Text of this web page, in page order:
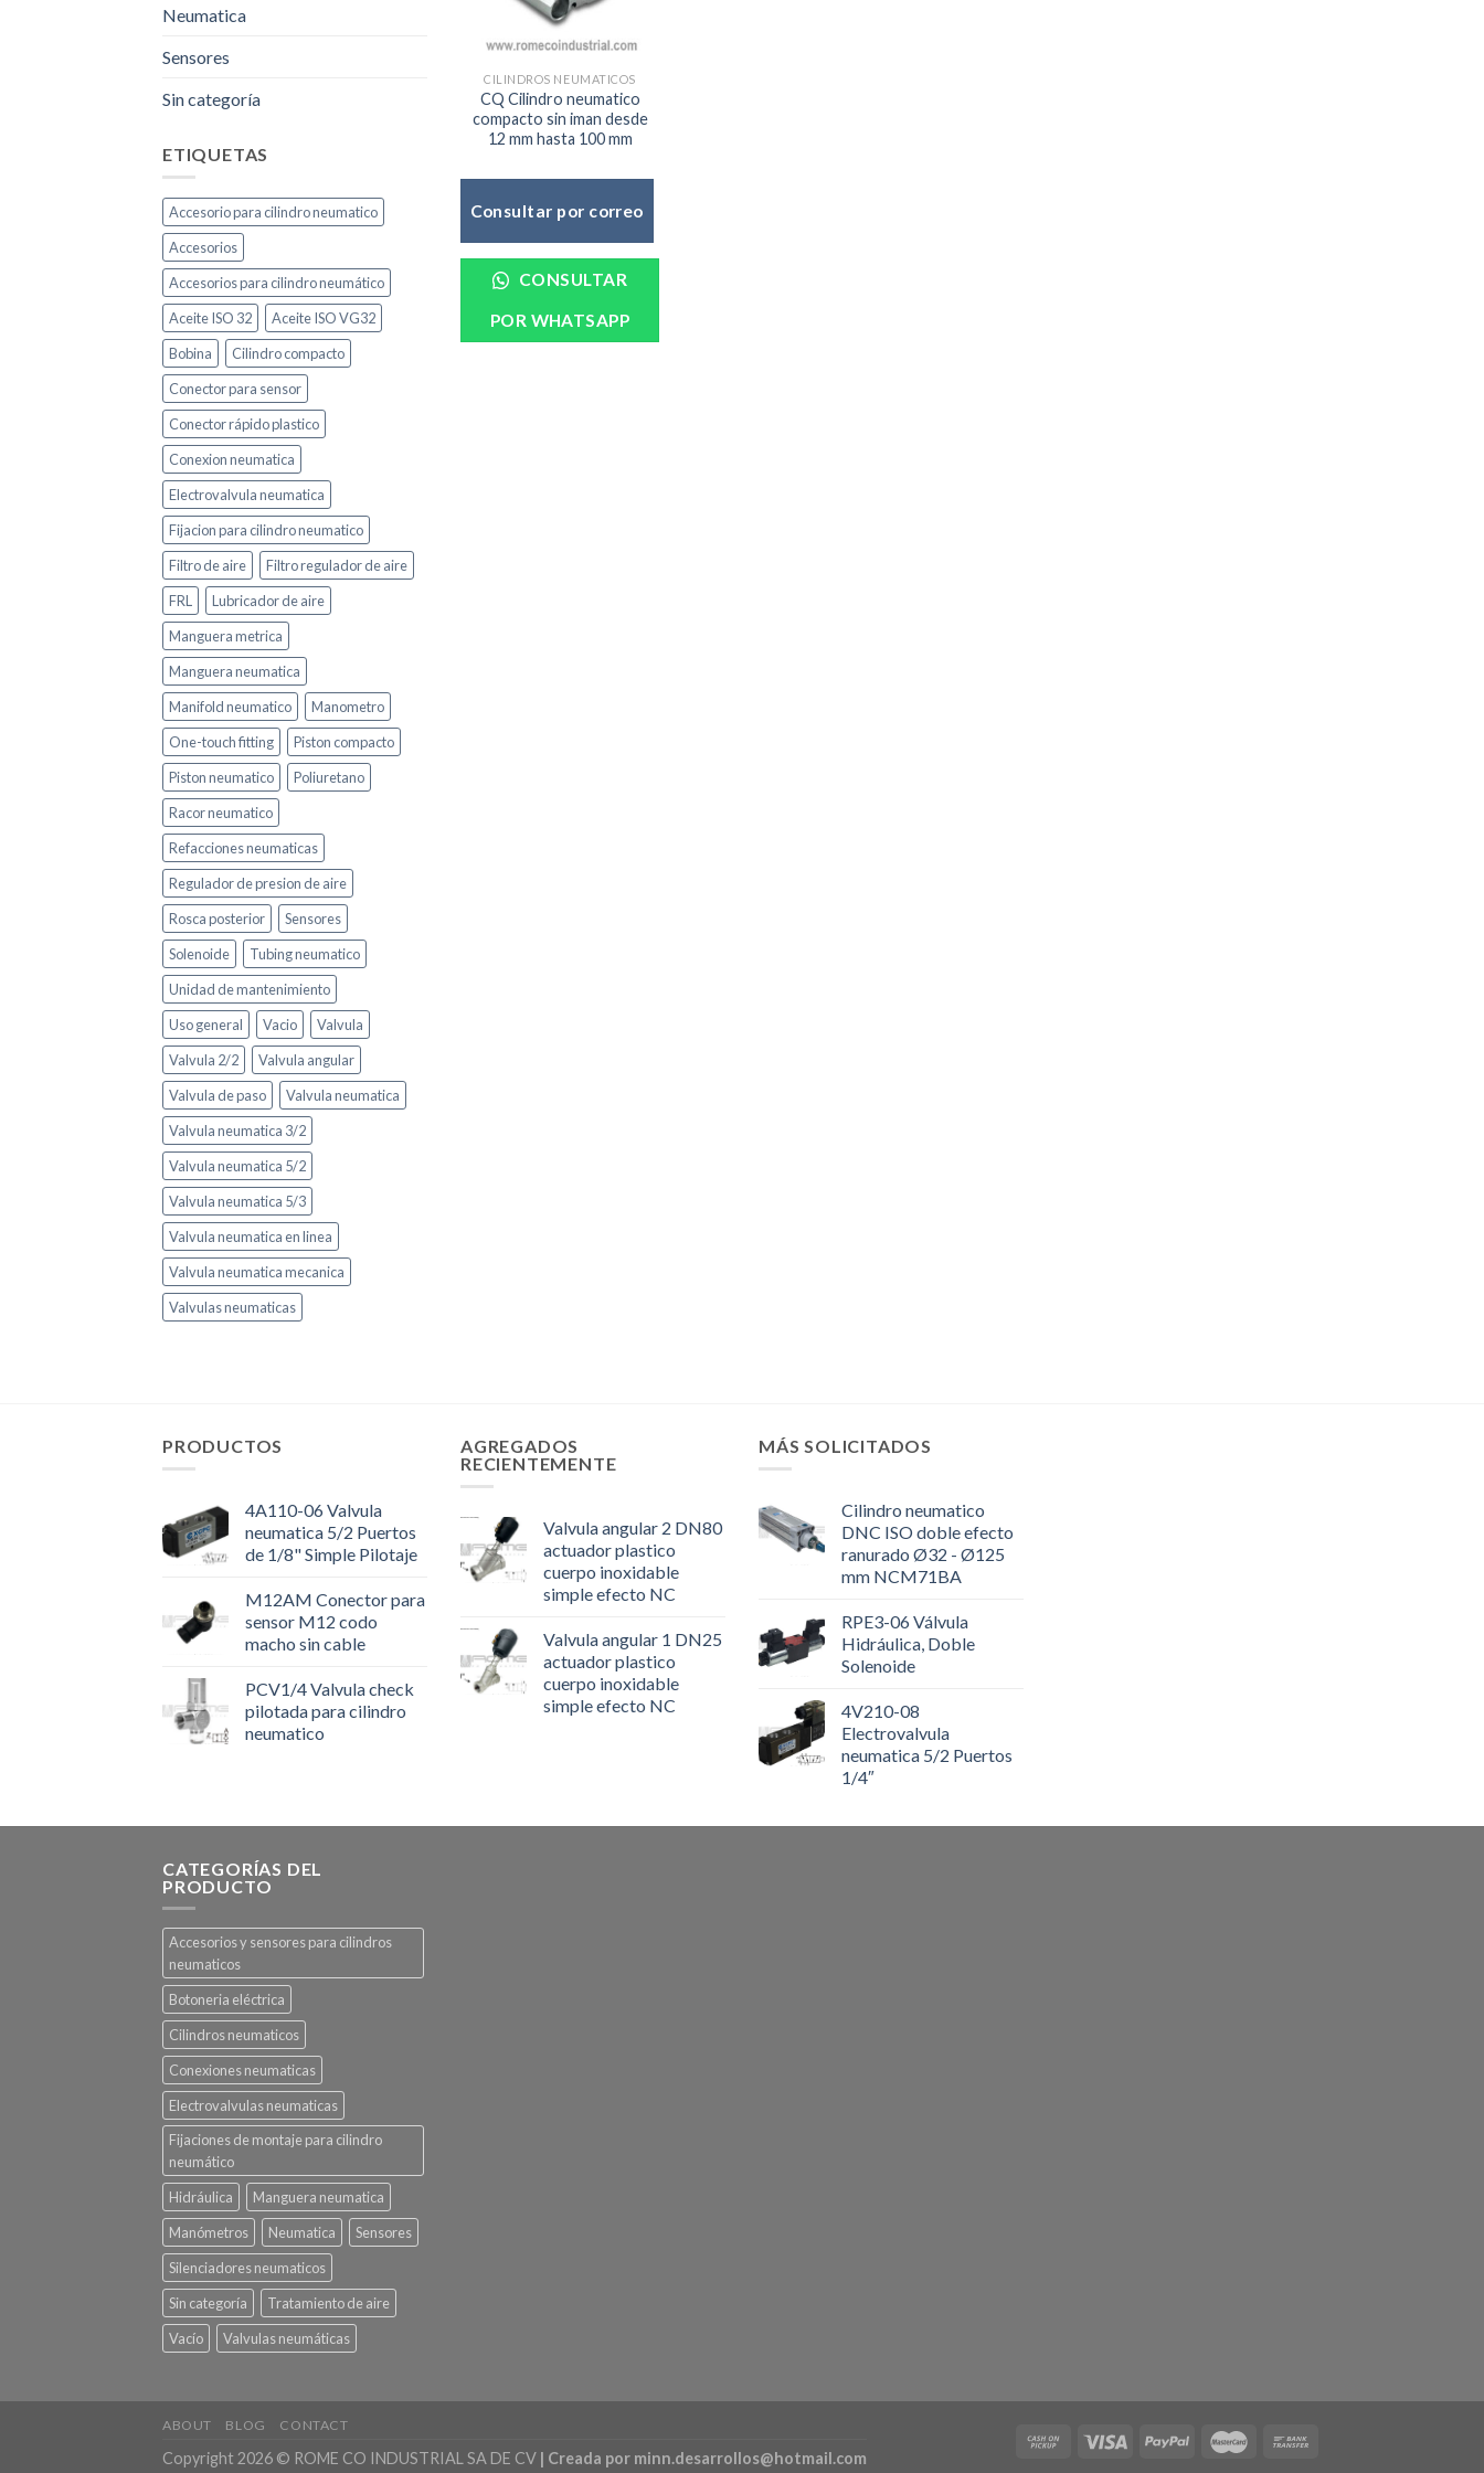
Neumatica
Sensores
Sin categoría
ETIQUETAS
Accesorio para cilindro neumatico
Accesorios
Accesorios para cilindro neumático
Aceite ISO 32
Aceite ISO VG32
Bobina
Cilindro compacto
Conector para sensor
Conector rápido plastico
Conexion neumatica
Electrovalvula neumatica
Fijacion para cilindro neumatico
Filtro de aire
Filtro regulador de aire
FRL
Lubricador de aire
Manguera metrica
Manguera neumatica
Manifold neumatico
Manometro
One-touch fitting
Piston compacto
Piston neumatico
Poliuretano
Racor neumatico
Refacciones neumaticas
Regulador de presion de aire
Rosca posterior
Sensores
Solenoide
Tubing neumatico
Unidad de mantenimiento
Uso general
Vacio
Valvula
Valvula 2/2
Valvula angular
Valvula de paso
Valvula neumatica
Valvula neumatica 3/2
Valvula neumatica 5/2
Valvula neumatica 5/3
Valvula neumatica en linea
Valvula neumatica mecanica
Valvulas neumaticas
CILINDROS NEUMATICOS
CQ Cilindro neumatico
compacto sin iman desde
12 mm hasta 100 mm
Consultar por correo
CONSULTAR
POR WHATSAPP
PRODUCTOS
4A110-06 Valvula
neumatica 5/2 Puertos
de 1/8" Simple Pilotaje
M12AM Conector para
sensor M12 codo
macho sin cable
PCV1/4 Valvula check
pilotada para cilindro
neumatico
AGREGADOS
RECIENTEMENTE
Valvula angular 2 DN80
actuador plastico
cuerpo inoxidable
simple efecto NC
Valvula angular 1 DN25
actuador plastico
cuerpo inoxidable
simple efecto NC
MÁS SOLICITADOS
Cilindro neumatico
DNC ISO doble efecto
ranurado Ø32 - Ø125
mm NCM71BA
RPE3-06 Válvula
Hidráulica, Doble
Solenoide
4V210-08
Electrovalvula
neumatica 5/2 Puertos
1/4″
CATEGORÍAS DEL
PRODUCTO
Accesorios y sensores para cilindros
neumaticos
Botoneria eléctrica
Cilindros neumaticos
Conexiones neumaticas
Electrovalvulas neumaticas
Fijaciones de montaje para cilindro
neumático
Hidráulica
Manguera neumatica
Manómetros
Neumatica
Sensores
Silenciadores neumaticos
Sin categoría
Tratamiento de aire
Vacío
Valvulas neumáticas
ABOUT BLOG CONTACT
Copyright 2026 © ROME CO INDUSTRIAL SA DE CV | Creada por minn.desarrollos@hotmail.com